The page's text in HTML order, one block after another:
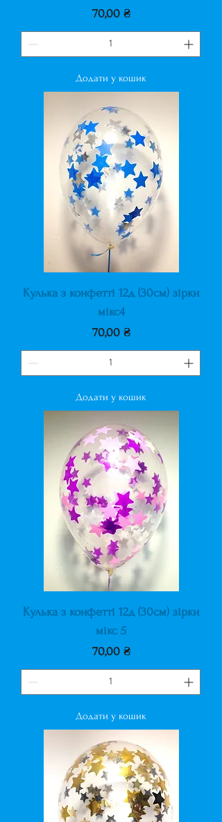
Ціна
70,00 ₴
Додати у кошик
Кулька з конфетті 12д (30см) зірки
мікс4
Ціна
70,00 ₴
Додати у кошик
Кулька з конфетті 12д (30см) зірки
мікс 5
Ціна
70,00 ₴
Додати у кошик